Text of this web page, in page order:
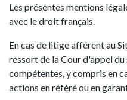
Les présentes mentions
avec le droit français.
En cas de litige afférent au
ressort de la Cour d'appel
compétentes, y compris en
actions en référé ou en